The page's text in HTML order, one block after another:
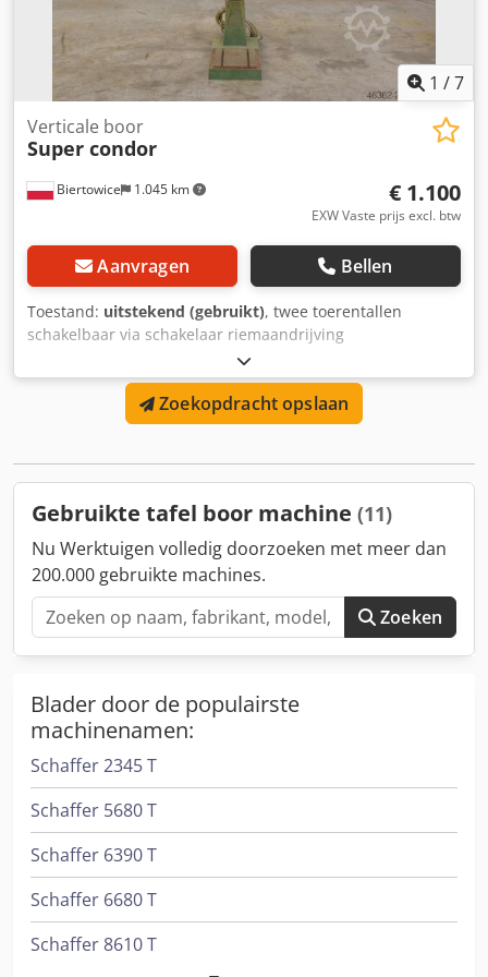
1 /7
Biertowice 1.045 km
Verticale boor
Super condor
€ 1.100
EXW Vaste prijs excl. btw
Aanvragen Bellen
Toestand: uitstekend (gebruikt), twee toerentallen
schakelbaar via schakelaar riemaandrijving
motorvermogen 0,8 kW bankschroef Dwsdoyxcxajpfx Aahea
aansluiting 380V
Zoekopdracht opslaan
Gebruikte tafel boor machine (11)
Nu Werktuigen volledig doorzoeken met meer dan
200.000 gebruikte machines.
Zoeken
Blader door de populairste
machinenamen:
Schaffer 2345 T
Schaffer 5680 T
Schaffer 6390 T
Schaffer 6680 T
Schaffer 8610 T